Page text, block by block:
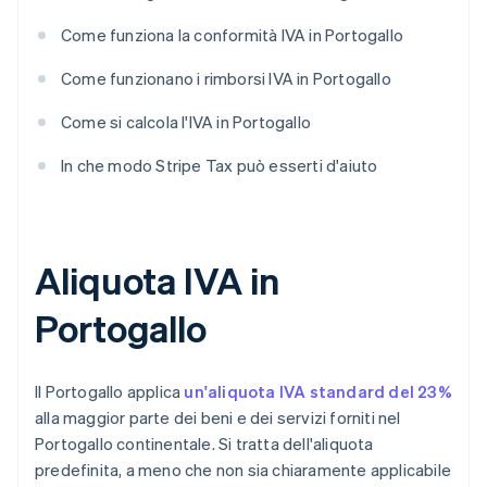
Come funziona la conformità IVA in Portogallo
Come funzionano i rimborsi IVA in Portogallo
Come si calcola l'IVA in Portogallo
In che modo Stripe Tax può esserti d'aiuto
Aliquota IVA in
Portogallo
Il Portogallo applica un'aliquota IVA standard del 23%
alla maggior parte dei beni e dei servizi forniti nel
Portogallo continentale. Si tratta dell'aliquota
predefinita, a meno che non sia chiaramente applicabile